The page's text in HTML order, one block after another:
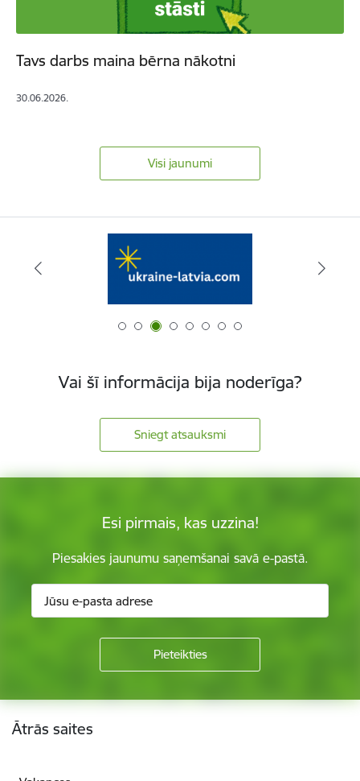
Tavs darbs maina bērna nākotni
30.06.2026.
Visi jaunumi
Vai šī informācija bija noderīga?
Sniegt atsauksmi
Esi pirmais, kas uzzina!
Piesakies jaunumu saņemšanai savā e-pastā.
Kājene
Ātrās saites